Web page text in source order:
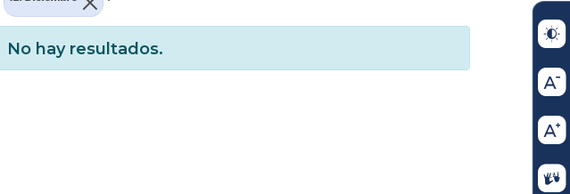
No hay resultados.